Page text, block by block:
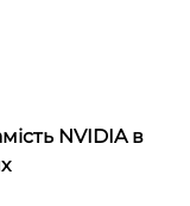
NVIDIA в